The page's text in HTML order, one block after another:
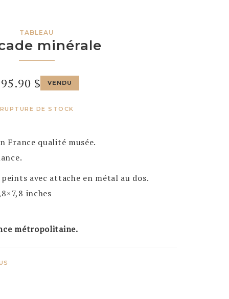
TABLEAU
minérale
$ VENDU
RUPTURE DE STOCK
France qualité musée.
avec attache en métal au dos.
inches
métropolitaine.